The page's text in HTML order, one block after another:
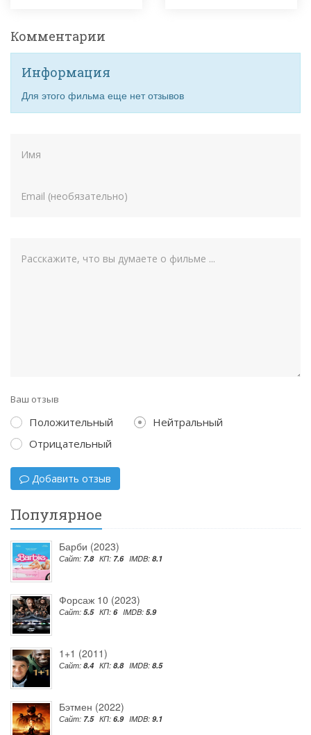
Комментарии
Информация
Для этого фильма еще нет отзывов
Ваш отзыв
Положительный
Нейтральный
Отрицательный
Добавить отзыв
Популярное
Барби (2023)
Сайт: 7.8 КП: 7.6 IMDB: 8.1
Форсаж 10 (2023)
Сайт: 5.5 КП: 6 IMDB: 5.9
1+1 (2011)
Сайт: 8.4 КП: 8.8 IMDB: 8.5
Бэтмен (2022)
Сайт: 7.5 КП: 6.9 IMDB: 9.1